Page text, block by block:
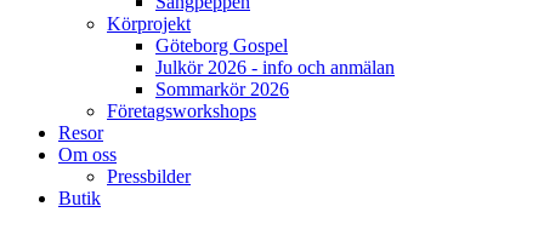
Körprojekt
Göteborg Gospel
Julkör 2026 - info och anmälan
Sommarkör 2026
Företagsworkshops
Resor
Om oss
Pressbilder
Butik